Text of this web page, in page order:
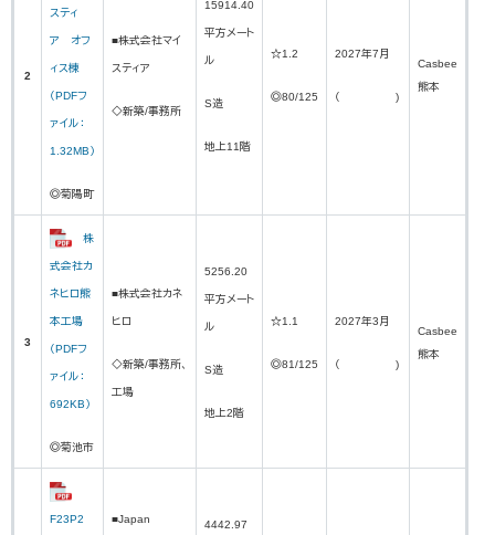
2
スティ
ア オフ
ィス棟
（PDFフ
ァイル：
1.32MB）
◎菊陽町
■株式会社マイ
スティア
◇新築/事務所
15914.40
平方メート
ル
S造
地上11階
☆1.2
◎80/125
2027年7月
（ )
Casbee
熊本
3
株
式会社カ
ネヒロ熊
本工場
（PDFフ
ァイル：
692KB）
◎菊池市
■株式会社カネ
ヒロ
◇新築/事務所、
工場
5256.20
平方メート
ル
S造
地上2階
☆1.1
◎81/125
2027年3月
（ )
Casbee
熊本
F23P2 ■Japan 4442.97